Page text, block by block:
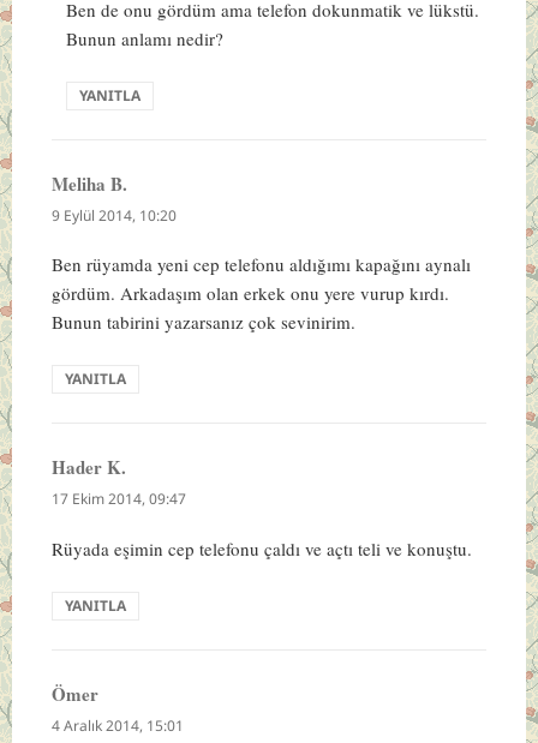
Ben de onu gördüm ama telefon dokunmatik ve lükstü.
Bunun anlamı nedir?
YANITLA
Meliha B.
ki:
9 Eylül 2014, 10:20
Ben rüyamda yeni cep telefonu aldığımı kapağını aynalı
gördüm. Arkadaşım olan erkek onu yere vurup kırdı.
Bunun tabirini yazarsanız çok sevinirim.
YANITLA
Hader K.
ki:
17 Ekim 2014, 09:47
Rüyada eşimin cep telefonu çaldı ve açtı teli ve konuştu.
YANITLA
Ömerdedi
ki:
4 Aralık 2014, 15:01